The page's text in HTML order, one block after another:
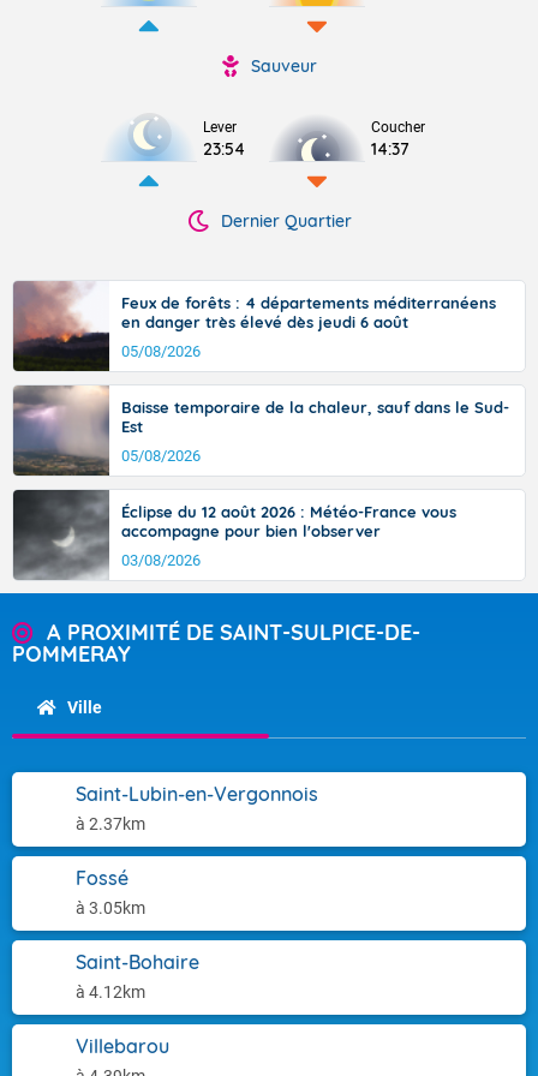
Sauveur
Lever
23:54
Coucher
14:37
Dernier Quartier
Feux de forêts : 4 départements méditerranéens
en danger très élevé dès jeudi 6 août
05/08/2026
Baisse temporaire de la chaleur, sauf dans le Sud-
Est
05/08/2026
Éclipse du 12 août 2026 : Météo-France vous
accompagne pour bien l'observer
03/08/2026
A PROXIMITÉ DE SAINT-SULPICE-DE-
POMMERAY
Ville
Saint-Lubin-en-Vergonnois
à 2.37km
Fossé
à 3.05km
Saint-Bohaire
à 4.12km
Villebarou